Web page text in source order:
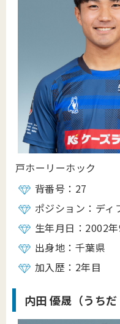
戸ホーリーホック
背番号：27
ポジション：ディ
生年月日：2002
出身地：千葉県
加入歴：2年目
内田 優晟 （うち